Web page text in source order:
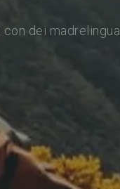
dei madrelingua